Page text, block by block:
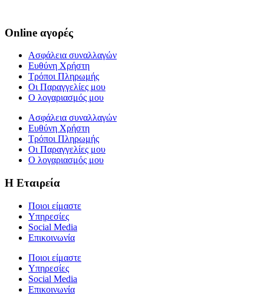
Online αγορές
Ασφάλεια συναλλαγών
Ευθύνη Χρήστη
Τρόποι Πληρωμής
Οι Παραγγελίες μου
Ο λογαριασμός μου
Ασφάλεια συναλλαγών
Ευθύνη Χρήστη
Τρόποι Πληρωμής
Οι Παραγγελίες μου
Ο λογαριασμός μου
Η Εταιρεία
Ποιοι είμαστε
Υπηρεσίες
Social Media
Επικοινωνία
Ποιοι είμαστε
Υπηρεσίες
Social Media
Επικοινωνία